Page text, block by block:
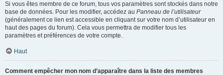
Si vous êtes membre de ce forum, tous vos paramètres sont stockés dans notre
base de données. Pour les modifier, accédez au Panneau de l’utilisateur
(généralement ce lien est accessible en cliquant sur votre nom d’utilisateur en
haut des pages du forum). Cela vous permettra de modifier tous les
paramètres et préférences de votre compte.
Haut
Comment empêcher mon nom d’apparaître dans la liste des membres